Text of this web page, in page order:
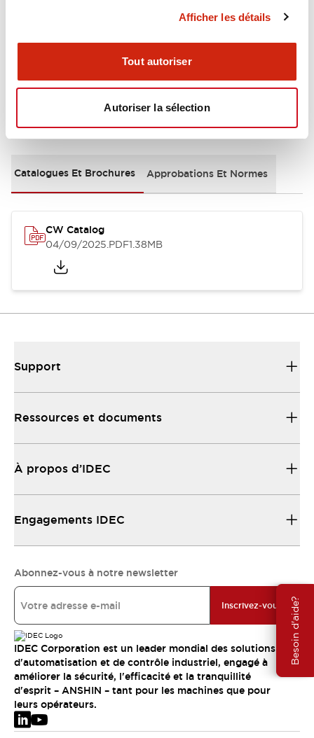
Afficher les détails
Tout autoriser
Autoriser la sélection
Besoin d'aide?
Mounting and Installation Specifications
Documents et fichiers
Catalogues Et Brochures Approbations Et Normes
CW Catalog
04/09/2025.PDF1.38MB
Support
Ressources et documents
À propos d’IDEC
Engagements IDEC
Abonnez-vous à notre newsletter
Inscrivez-vous
IDEC Corporation est un leader mondial des solutions
d'automatisation et de contrôle industriel, engagé à
améliorer la sécurité, l'efficacité et la tranquillité
d'esprit – ANSHIN – tant pour les machines que pour
leurs opérateurs.